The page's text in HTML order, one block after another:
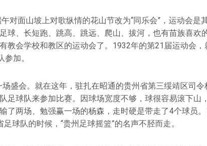
对面山坡上对歌纵情的花山节改为“同乐会”，运动会是
球、长短跑、跳高、跳远、爬山、拔河，也有苗族喜欢
教会学校和教区的运动会了。1932年的第21届运动会，
加。
盛会。就在这年，驻扎在昭通的贵州省第三绥靖区司令
足球队来参加比赛。因球场宽度不够，球很容易滚下山
了两场、勉强赢一场的杨森，走时硬是带走了4个球员
球队的时候，“贵州足球摇篮”的名声不胫而走。